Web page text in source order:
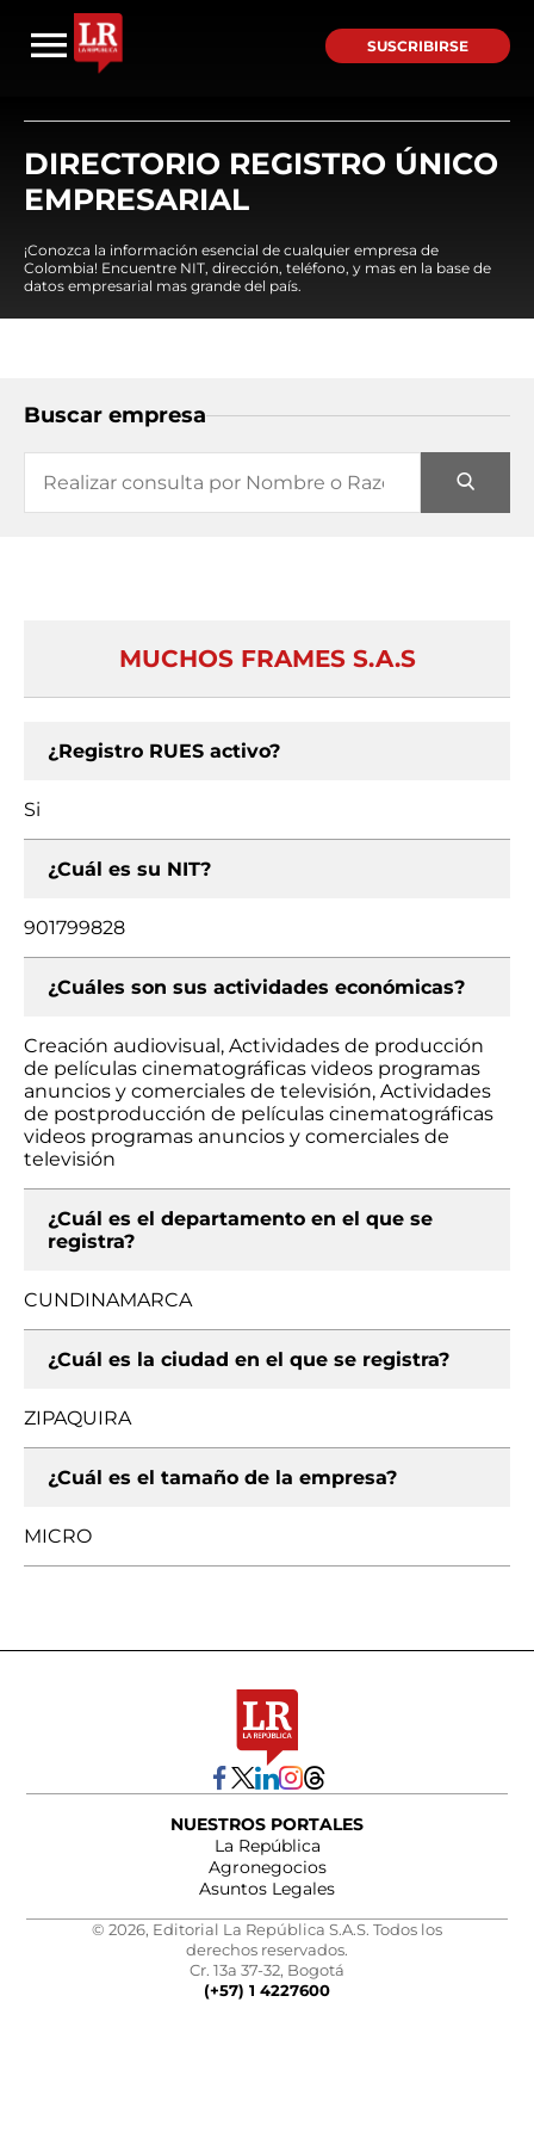
SUSCRIBIRSE
DIRECTORIO REGISTRO ÚNICO
EMPRESARIAL
¡Conozca la información esencial de cualquier empresa de
Colombia! Encuentre NIT, dirección, teléfono, y mas en la base de
datos empresarial mas grande del país.
Buscar empresa
MUCHOS FRAMES S.A.S
¿Registro RUES activo?
Si
¿Cuál es su NIT?
901799828
¿Cuáles son sus actividades económicas?
Creación audiovisual, Actividades de producción
de películas cinematográficas videos programas
anuncios y comerciales de televisión, Actividades
de postproducción de películas cinematográficas
videos programas anuncios y comerciales de
televisión
¿Cuál es el departamento en el que se
registra?
CUNDINAMARCA
¿Cuál es la ciudad en el que se registra?
ZIPAQUIRA
¿Cuál es el tamaño de la empresa?
MICRO
NUESTROS PORTALES
La República
Agronegocios
Asuntos Legales
© 2026, Editorial La República S.A.S. Todos los
derechos reservados.
Cr. 13a 37-32, Bogotá
(+57) 1 4227600